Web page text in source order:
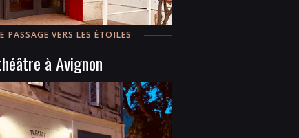
PASSAGE VERS LES ÉTOILES
à Avignon